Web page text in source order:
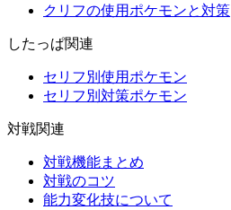
クリフの使用ポケモンと対策
したっぱ関連
セリフ別使用ポケモン
セリフ別対策ポケモン
対戦関連
対戦機能まとめ
対戦のコツ
能力変化技について